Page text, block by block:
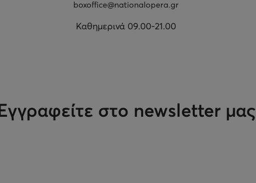
boxoffice@nationalopera.gr
Καθημερινά 09.00-21.00
Εγγραφείτε στο newsletter μας